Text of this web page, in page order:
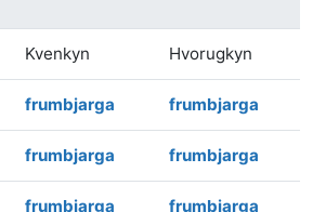
Kvenkyn Hvorugkyn
frumbjarga frumbjarga
frumbjarga frumbjarga
frumbjarga frumbjarga